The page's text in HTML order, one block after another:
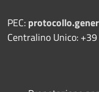
PEC:
Centralino Unico: